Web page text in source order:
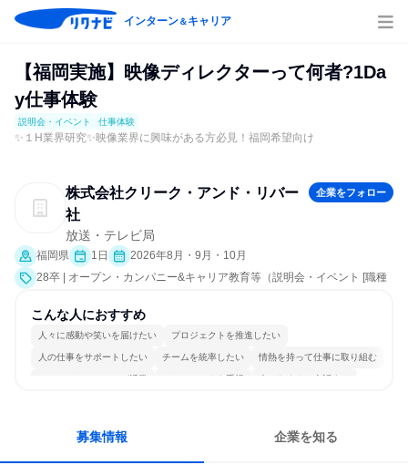
インターン＆キャリア
【福岡実施】映像ディレクターって何者?1Da
y仕事体験
説明会・イベント 仕事体験
✨１H業界研究✨映像業界に興味がある方必見！福岡希望向け
株式会社クリーク・アンド・リバー
社
企業をフォロー
放送・テレビ局
福岡県 1日
2026年8月・9月・10月
28卒 | オープン・カンパニー&キャリア教育等（説明会・イベント [職種
こんな人におすすめ
人々に感動や笑いを届けたい プロジェクトを推進したい
人の仕事をサポートしたい チームを統率したい 情熱を持って仕事に取り組む
コミュニケーションが活発 チームワークを重視 人とたくさん会話する
募集情報 企業を知る